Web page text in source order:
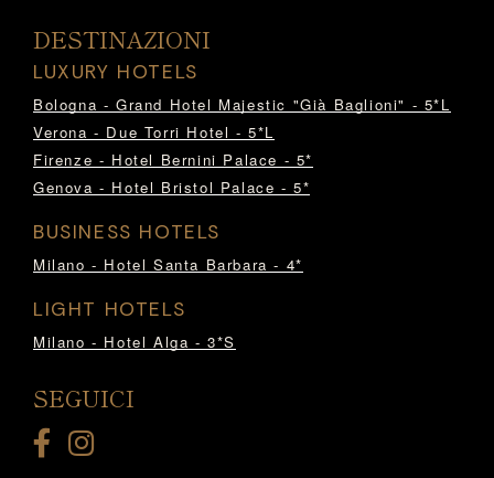
DESTINAZIONI
LUXURY HOTELS
Bologna - Grand Hotel Majestic "Già Baglioni" - 5*L
Verona - Due Torri Hotel - 5*L
Firenze - Hotel Bernini Palace - 5*
Genova - Hotel Bristol Palace - 5*
BUSINESS HOTELS
Milano - Hotel Santa Barbara - 4*
LIGHT HOTELS
Milano - Hotel Alga - 3*S
SEGUICI